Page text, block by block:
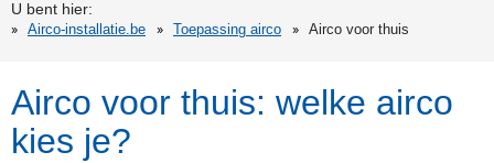
U bent hier:
Airco-installatie.be
Toepassing airco Airco voor thuis
Airco voor thuis: welke airco
kies je?